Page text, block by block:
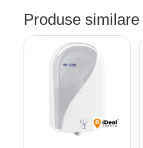
Produse similare